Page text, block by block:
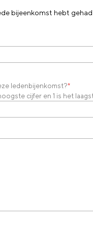
bijeenkomst hebt
ledenbijenkomst?*
cijfer en 1 is het